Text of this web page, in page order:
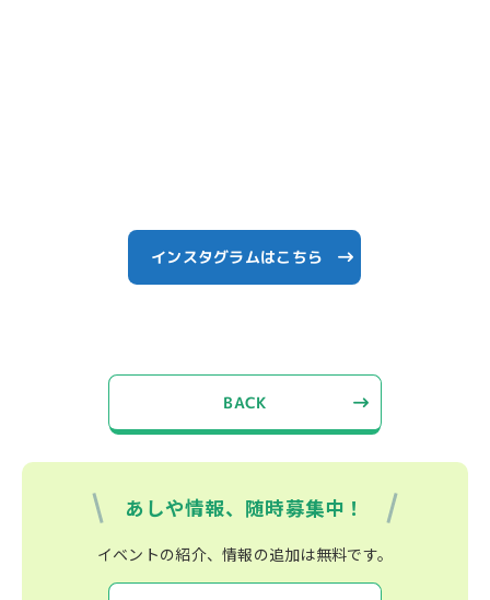
インスタグラムはこちら
BACK
あしや情報、随時募集中！
イベントの紹介、情報の追加は無料です。